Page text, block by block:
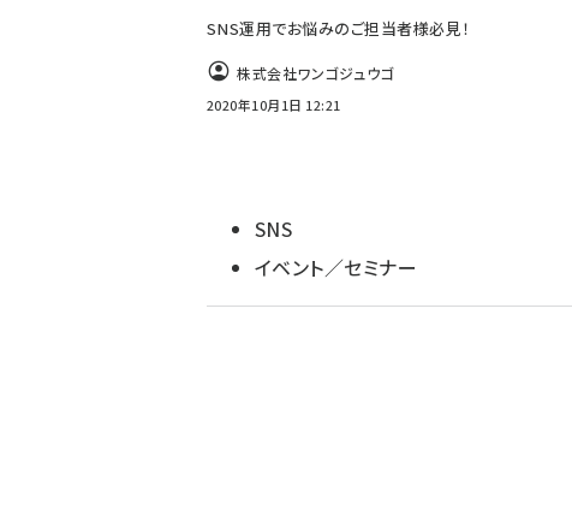
SNS運用でお悩みのご担当者様必見！
株式会社ワンゴジュウゴ
2020年10月1日 12:21
SNS
イベント／セミナー